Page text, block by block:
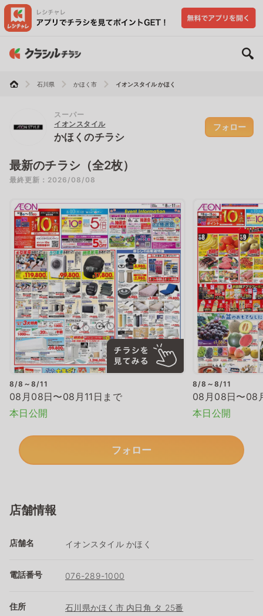
石川県 かほく市 イオンスタイル かほく
スーパー
イオンスタイル
かほくのチラシ
フォロー
最新のチラシ（全2枚）
最終更新：2026/08/08
8/8～8/11
08月08日〜08月11日まで
本日公開
8/8～8/11
08月08日〜08
本日公開
フォロー
店舗情報
店舗名 イオンスタイル かほく
電話番号 076-289-1000
住所 石川県かほく市 内日角 タ 25番